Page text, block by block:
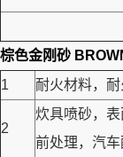
棕色金刚砂
1
耐火材料，
2
炊具喷砂，
前处理，汽